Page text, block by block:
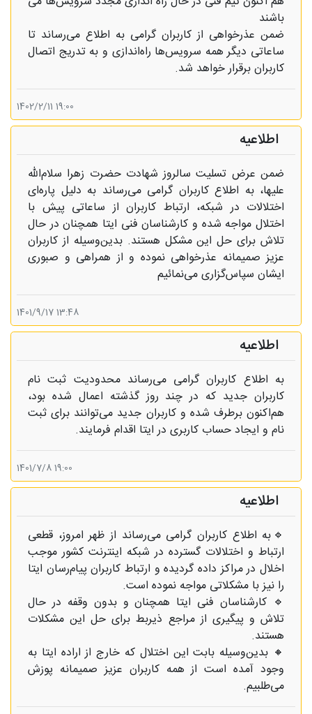
باشند
ضمن عذرخواهی از کاربران گرامی به اطلاع می‌رساند تا
ساعاتی دیگر همه سرویس‌ها راه‌اندازی و به تدریج اتصال
کاربران برقرار خواهد شد.
19:00 1402/2/11
اطلاعیه
ضمن عرض تسلیت سالروز شهادت حضرت زهرا سلام‌الله
علیها، به اطلاع کاربران گرامی می‌رساند به دلیل پاره‌ای
اختلالات در شبکه، ارتباط کاربران از ساعاتی پیش با
اختلال مواجه شده و کارشناسان فنی ایتا همچنان در حال
تلاش برای حل این مشکل هستند. بدین‌وسیله از کاربران
عزیز صمیمانه عذرخواهی نموده و از همراهی و صبوری
ایشان سپاس‌گزاری می‌نمائیم
13:48 1401/9/17
اطلاعیه
به اطلاع کاربران گرامی می‌رساند محدودیت ثبت نام
کاربران جدید که در چند روز گذشته اعمال شده بود،
هم‌اکنون برطرف شده و کاربران جدید می‌توانند برای ثبت
نام و ایجاد حساب کاربری در ایتا اقدام فرمایند.
19:00 1401/7/8
اطلاعیه
🔹به اطلاع کاربران گرامی می‌رساند از ظهر امروز، قطعی
ارتباط و اختلالات گسترده در شبکه اینترنت کشور موجب
اخلال در مراکز داده گردیده و ارتباط کاربران پیام‌رسان ایتا
را نیز با مشکلاتی مواجه نموده است.
🔹 کارشناسان فنی ایتا همچنان و بدون وقفه در حال
تلاش و پیگیری از مراجع ذیربط برای حل این مشکلات
هستند.
🔸 بدین‌وسیله بابت این اختلال که خارج از اراده ایتا به
وجود آمده است از همه کاربران عزیز صمیمانه پوزش
می‌طلبیم.